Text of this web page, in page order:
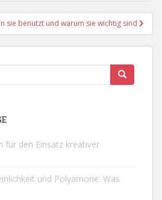
sie benutzt und warum sie wichtig sind
für den Einsatz kreativer
und Polyamorie: Was